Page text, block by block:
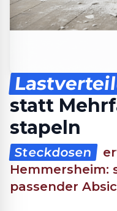
statt
stapeln
Steckdosen
Hemmersheim:
passender